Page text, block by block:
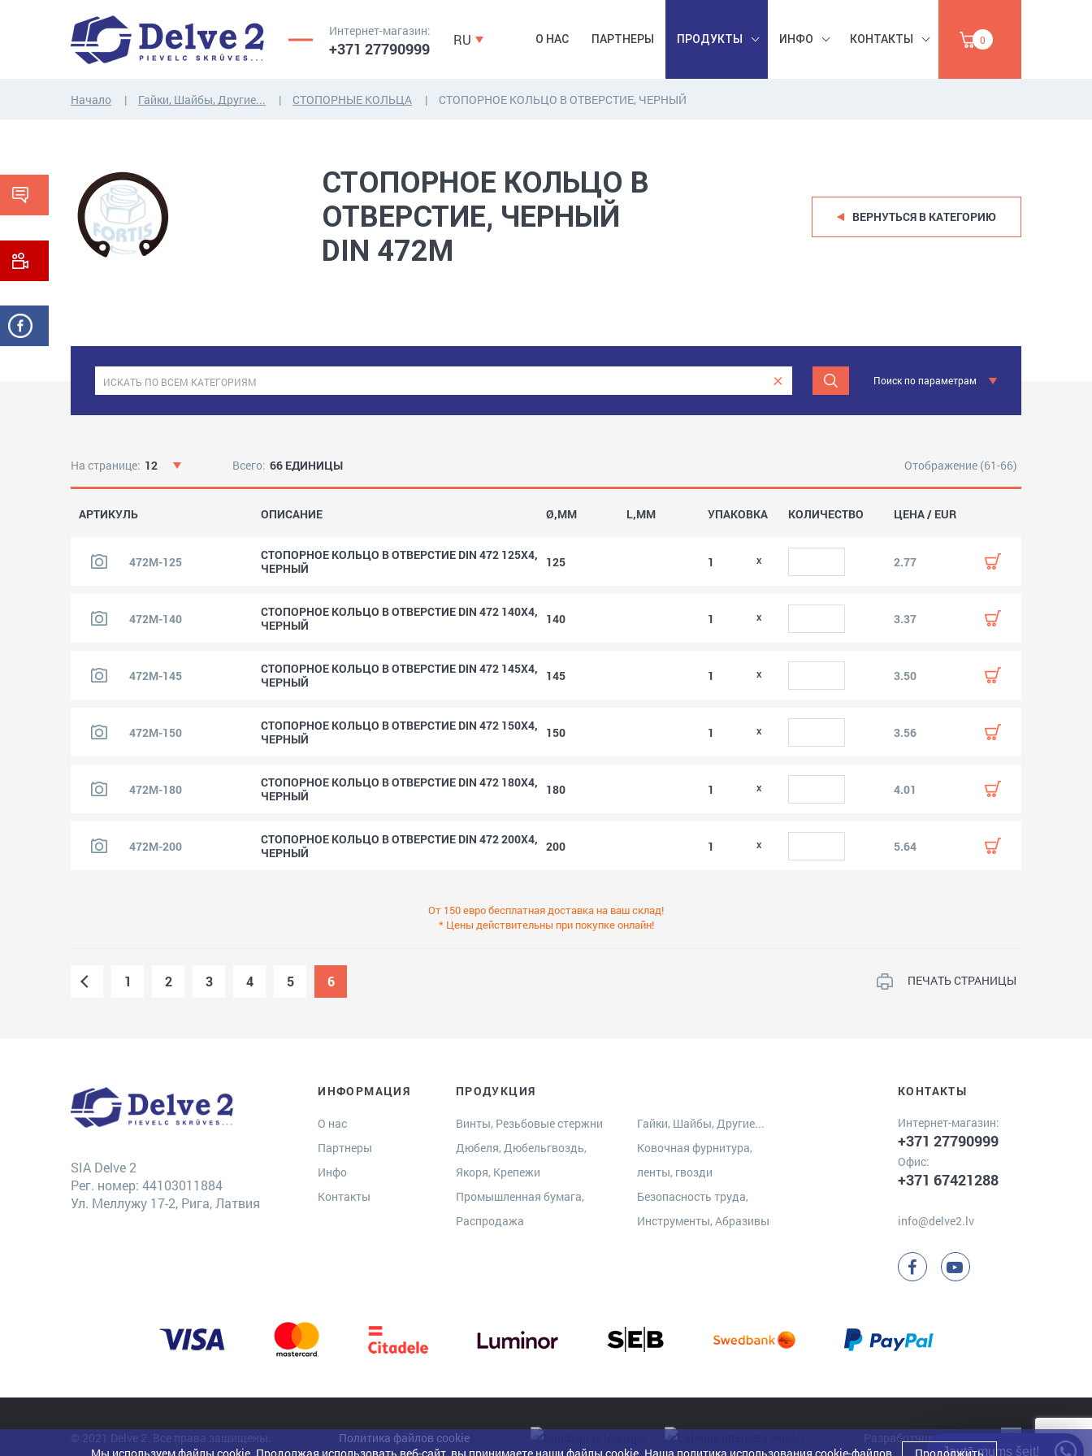
Интернет-магазин:
+371 27790999 RU О НАС ПАРТНЕРЫ ПРОДУКТЫ
РЕЗЬБОВЫЕ
СТЕРЖНИ
ДЮБЕЛЬГВОЗДЬ,
ЯКОРЯ, КРЕПЕЖИ
ФУРНИТУРА,
ЛЕНТЫ, ГВОЗДИ
ИНФО КОНТАКТЫ 0
Начало Гайки, Шайбы, Другие... СТОПОРНЫЕ КОЛЬЦА СТОПОРНОЕ КОЛЬЦО В ОТВЕРСТИЕ, ЧЕРНЫЙ
СТОПОРНОЕ КОЛЬЦО В
ОТВЕРСТИЕ, ЧЕРНЫЙ
DIN 472M
ВЕРНУТЬСЯ В КАТЕГОРИЮ
Поиск по параметрам
На странице: 12 Всего: 66 ЕДИНИЦЫ Отображение (61-66)
АРТИКУЛЬ ОПИСАНИЕ Ø,MM L,MM УПАКОВКА КОЛИЧЕСТВО ЦЕНА / EUR
472M-125
СТОПОРНОЕ КОЛЬЦО В ОТВЕРСТИЕ DIN 472 125X4,
ЧЕРНЫЙ
125 1 2.77
472M-140
СТОПОРНОЕ КОЛЬЦО В ОТВЕРСТИЕ DIN 472 140X4,
ЧЕРНЫЙ
140 1 3.37
472M-145
СТОПОРНОЕ КОЛЬЦО В ОТВЕРСТИЕ DIN 472 145X4,
ЧЕРНЫЙ
145 1 3.50
472M-150
СТОПОРНОЕ КОЛЬЦО В ОТВЕРСТИЕ DIN 472 150X4,
ЧЕРНЫЙ
150 1 3.56
472M-180
СТОПОРНОЕ КОЛЬЦО В ОТВЕРСТИЕ DIN 472 180X4,
ЧЕРНЫЙ
180 1 4.01
472M-200
СТОПОРНОЕ КОЛЬЦО В ОТВЕРСТИЕ DIN 472 200X4,
ЧЕРНЫЙ
200 1 5.64
От 150 евро бесплатная доставка на ваш склад!
* Цены действительны при покупке онлайн!
1 2 3 4 5 6 ПЕЧАТЬ СТРАНИЦЫ
SIA Delve 2
Рег. номер: 44103011884
Ул. Меллужу 17-2, Рига, Латвия
ИНФОРМАЦИЯ
О нас
Партнеры
Инфо
Контакты
ПРОДУКЦИЯ
Винты, Резьбовые стержни
Гайки, Шайбы, Другие...
Дюбеля, Дюбельгвоздь,
Якоря, Крепежи
Ковочная фурнитура,
ленты, гвозди
Промышленная бумага,
Распродажа
Безопасность труда,
Инструменты, Абразивы
КОНТАКТЫ
Интернет-магазин:
+371 27790999
Офис:
+371 67421288
info@delve2.lv
© 2021 Delve 2. Все права защищены. Политика файлов cookie Разработчик:
Jautā mums šeit!